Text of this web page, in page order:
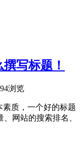
写标题！
浏览
素质，一个好的标题
网站的搜索排名、